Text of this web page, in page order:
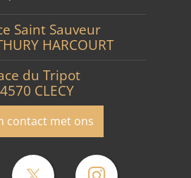
Saint Sauveur
HARCOURT
du Tripot
CLECY
contact met ons